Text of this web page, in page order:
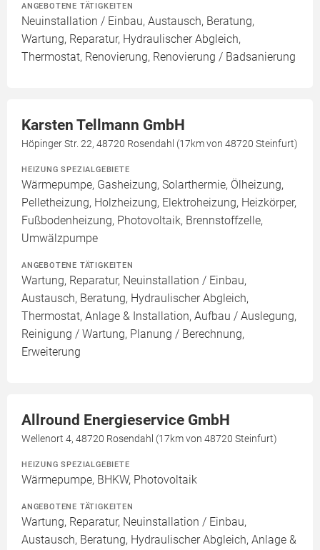
ANGEBOTENE TÄTIGKEITEN
Neuinstallation / Einbau, Austausch, Beratung,
Wartung, Reparatur, Hydraulischer Abgleich,
Thermostat, Renovierung, Renovierung / Badsanierung
Karsten Tellmann GmbH
Höpinger Str. 22, 48720 Rosendahl (17km von 48720 Steinfurt)
HEIZUNG SPEZIALGEBIETE
Wärmepumpe, Gasheizung, Solarthermie, Ölheizung,
Pelletheizung, Holzheizung, Elektroheizung, Heizkörper,
Fußbodenheizung, Photovoltaik, Brennstoffzelle,
Umwälzpumpe
ANGEBOTENE TÄTIGKEITEN
Wartung, Reparatur, Neuinstallation / Einbau,
Austausch, Beratung, Hydraulischer Abgleich,
Thermostat, Anlage & Installation, Aufbau / Auslegung,
Reinigung / Wartung, Planung / Berechnung,
Erweiterung
Allround Energieservice GmbH
Wellenort 4, 48720 Rosendahl (17km von 48720 Steinfurt)
HEIZUNG SPEZIALGEBIETE
Wärmepumpe, BHKW, Photovoltaik
ANGEBOTENE TÄTIGKEITEN
Wartung, Reparatur, Neuinstallation / Einbau,
Austausch, Beratung, Hydraulischer Abgleich, Anlage &